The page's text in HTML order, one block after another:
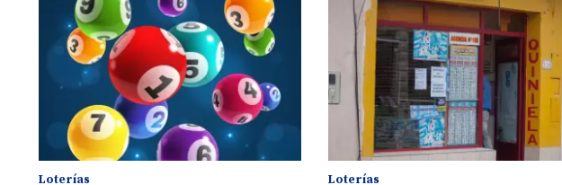
Loterías Loterías